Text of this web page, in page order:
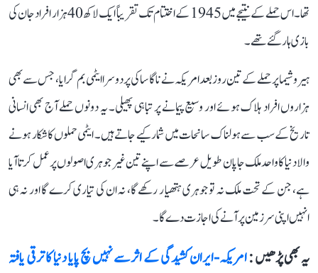
تھا۔ اس حملے کے نتیجے میں 1945 کے اختتام تک تقریباً ایک لاکھ 40 ہزار افراد جان کی
بازی ہار گئے تھے۔
ہیروشیما پر حملے کے تین روز بعد امریکہ نے ناگاساکی پر دوسرا ایٹمی بم گرایا، جس سے بھی
ہزاروں افراد ہلاک ہوئے اور وسیع پیمانے پر تباہی پھیلی۔ یہ دونوں حملے آج بھی انسانی
تاریخ کے سب سے ہولناک سانحات میں شمار کیے جاتے ہیں۔ ایٹمی حملوں کا شکار ہونے
والا دنیا کا واحد ملک جاپان طویل عرصے سے اپنے تین غیر جوہری اصولوں پر عمل کرتا آیا
ہے، جن کے تحت ملک نہ تو جوہری ہتھیار رکھے گا، نہ ان کی تیاری کرے گا اور نہ ہی
انہیں اپنی سرزمین پر آنے کی اجازت دے گا۔
یہ بھی پڑھیں :امریکہ-ایران کشیدگی کے اثر سے نہیں بچ پایا دنیا کا ترقی یافتہ